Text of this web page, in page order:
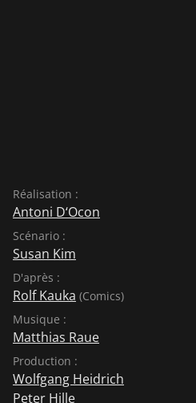
Réalisation :
Antoni D‘Ocon
Scénario :
Susan Kim
D'après :
Rolf Kauka (Comics)
Musique :
Matthias Raue
Production :
Wolfgang Heidrich
Peter Hille